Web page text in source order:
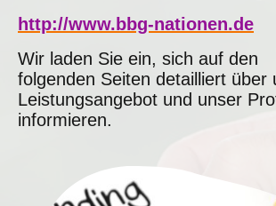
http://www.bbg-nationen.de
Wir laden Sie ein, sich auf den
folgenden Seiten detailliert über
Leistungsangebot und unser
informieren.